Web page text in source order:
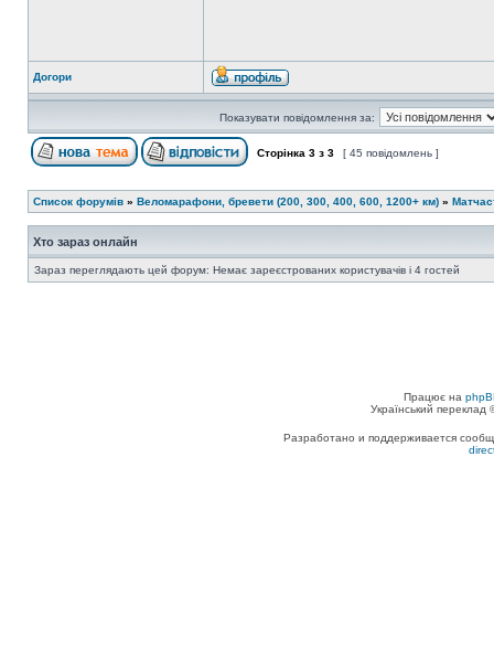
Догори
Показувати повідомлення за:
Сторінка 3 з 3 [ 45 повідомлень ]
Список форумів » Веломарафони, бревети (200, 300, 400, 600, 1200+ км) »
Хто зараз онлайн
Зараз переглядають цей форум: Немає зареєстрованих користувачів і 4 гостей
Працює на
Український
Разработано и поддерживается